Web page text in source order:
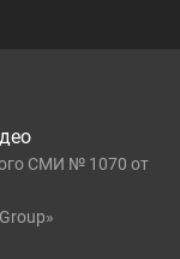
СМИ № 1070 от